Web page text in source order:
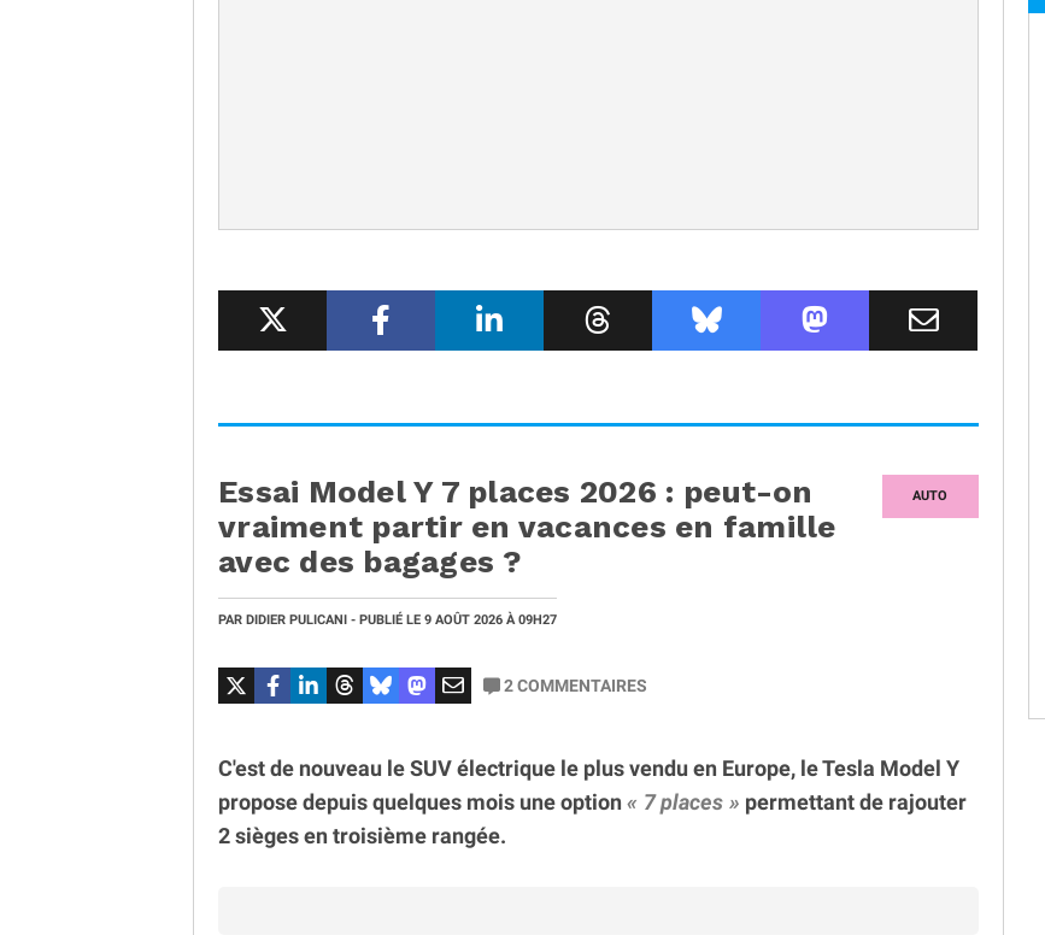
AUTO
Essai Model Y 7 places 2026 : peut-on
vraiment partir en vacances en famille
avec des bagages ?
PAR DIDIER PULICANI - PUBLIÉ LE 9 AOÛT 2026 À 09H27
2COMMENTAIRES
C'est de nouveau le SUV électrique le plus vendu en Europe, le Tesla Model Y
propose depuis quelques mois une option
7 places
permettant de rajouter
2 sièges en troisième rangée.